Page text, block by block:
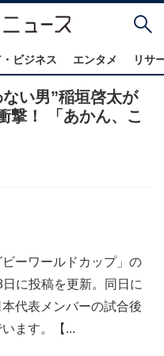
ビジネス エンタメ リサ
い男”稲垣啓太が
撃！ 「あかん、こ
ーワールドカップ」の
に投稿を更新。同日に
代表メンバーの試合後
ます。【...